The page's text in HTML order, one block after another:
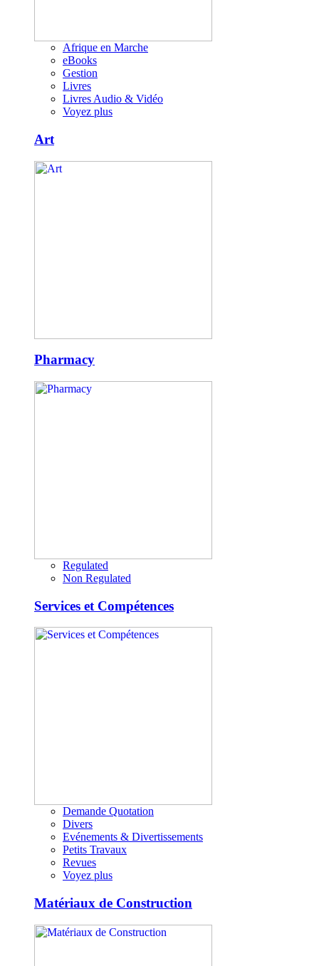
Afrique en Marche
eBooks
Gestion
Livres
Livres Audio & Vidéo
Voyez plus
Art
Pharmacy
Regulated
Non Regulated
Services et Compétences
Demande Quotation
Divers
Evénements & Divertissements
Petits Travaux
Revues
Voyez plus
Matériaux de Construction